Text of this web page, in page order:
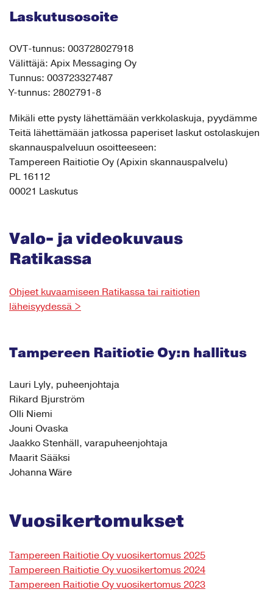
Laskutusosoite
OVT-tunnus: 003728027918
Välittäjä: Apix Messaging Oy
Tunnus: 003723327487
Y-tunnus: 2802791-8
Mikäli ette pysty lähettämään verkkolaskuja, pyydämme
Teitä lähettämään jatkossa paperiset laskut ostolaskujen
skannauspalveluun osoitteeseen:
Tampereen Raitiotie Oy (Apixin skannauspalvelu)
PL 16112
00021 Laskutus
Valo- ja videokuvaus
Ratikassa
Ohjeet kuvaamiseen Ratikassa tai raitiotien
läheisyydessä >
Tampereen Raitiotie Oy:n hallitus
Lauri Lyly, puheenjohtaja
Rikard Bjurström
Olli Niemi
Jouni Ovaska
Jaakko Stenhäll, varapuheenjohtaja
Maarit Sääksi
Johanna Wäre
Vuosikertomukset
Tampereen Raitiotie Oy vuosikertomus 2025
Tampereen Raitiotie Oy vuosikertomus 2024
Tampereen Raitiotie Oy vuosikertomus 2023